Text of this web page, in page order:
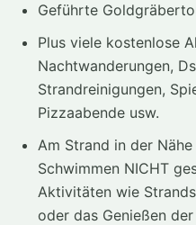
Geführte
Plus viele kostenlose
Nachtwanderungen,
Strandreinigungen,
Pizzaabende usw.
Am Strand in der
Schwimmen NICHT
Aktivitäten wie
oder das Genießen